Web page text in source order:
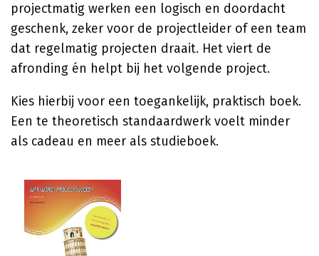
projectmatig werken een logisch en doordacht
geschenk, zeker voor de projectleider of een team
dat regelmatig projecten draait. Het viert de
afronding én helpt bij het volgende project.
Kies hierbij voor een toegankelijk, praktisch boek.
Een te theoretisch standaardwerk voelt minder
als cadeau en meer als studieboek.